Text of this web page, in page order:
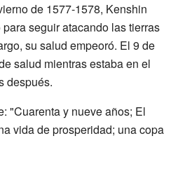
de 1577-1578, Kenshin
seguir atacando las tierras
su salud empeoró. El 9 de
salud mientras estaba en el
después.
"Cuarenta y nueve años; El
vida de prosperidad; una copa